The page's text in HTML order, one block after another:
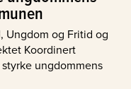
Ungdom og Fritid og
Koordinert
ungdommens